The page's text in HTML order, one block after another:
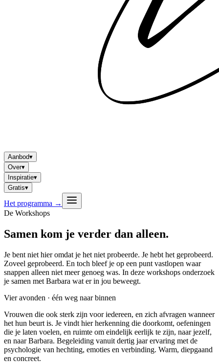
Aanbod▾
Over▾
Inspiratie▾
Gratis▾
Het programma →
De Workshops
Samen kom je verder dan alleen.
Je bent niet hier omdat je het niet probeerde. Je hebt het geprobeerd.
Zoveel geprobeerd. En toch bleef je op een punt vastlopen waar
snappen alleen niet meer genoeg was. In deze workshops onderzoek
je samen met Barbara wat er in jou beweegt.
Vier avonden · één weg naar binnen
Vrouwen die ook sterk zijn voor iedereen, en zich afvragen wanneer
het hun beurt is. Je vindt hier herkenning die doorkomt, oefeningen
die je laten voelen, en ruimte om eindelijk eerlijk te zijn, naar jezelf,
en naar Barbara. Begeleiding vanuit dertig jaar ervaring met de
psychologie van hechting, emoties en verbinding. Warm, diepgaand
en concreet.